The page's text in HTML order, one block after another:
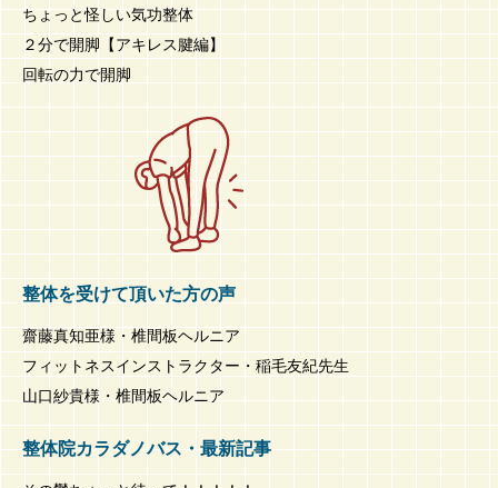
ちょっと怪しい気功整体
２分で開脚【アキレス腱編】
回転の力で開脚
整体を受けて頂いた方の声
齋藤真知亜様・椎間板ヘルニア
フィットネスインストラクター・稲毛友紀先生
山口紗貴様・椎間板ヘルニア
整体院カラダノバス・最新記事